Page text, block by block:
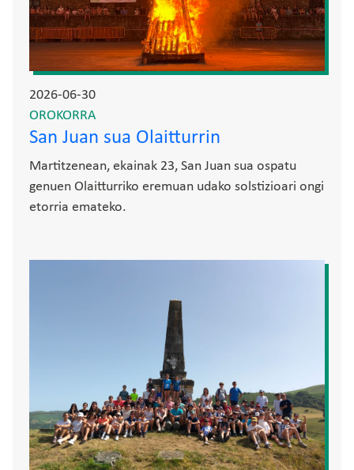
2026-06-30
OROKORRA
San Juan sua Olaitturrin
Martitzenean, ekainak 23, San Juan sua ospatu
genuen Olaitturriko eremuan udako solstizioari ongi
etorria emateko.